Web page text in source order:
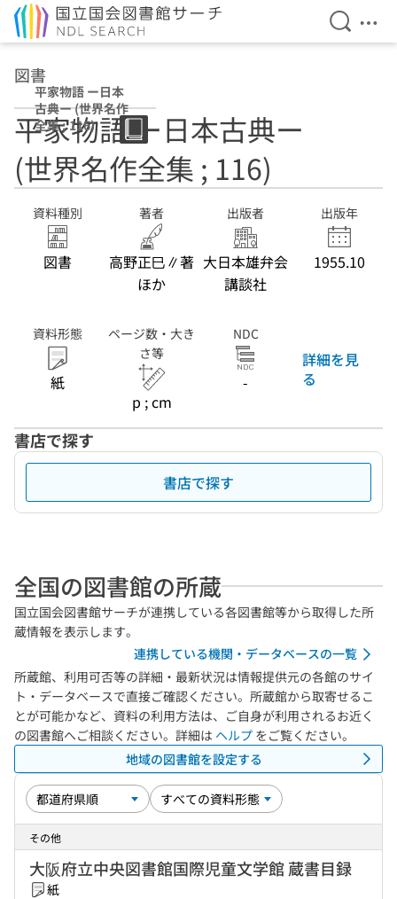
検索を
メ
図書
平家物語 ー日本
古典ー (世界名作
全集 ; 116)
平家物語 ー日本古典ー
(世界名作全集 ; 116)
資料種別
図書
著者
高野正巳∥著
ほか
出版者
大日本雄弁会
講談社
出版年
1955.10
資料形態
紙
ページ数・大き
さ等
p ; cm
NDC
-
詳細を見
る
書店で探す
書店で探す
全国の図書館の所蔵
国立国会図書館サーチが連携している各図書館等から取得した所
蔵情報を表示します。
連携している機関・データベースの一覧
所蔵館、利用可否等の詳細・最新状況は情報提供元の各館のサイ
ト・データベースで直接ご確認ください。所蔵館から取寄せるこ
とが可能かなど、資料の利用方法は、ご自身が利用されるお近く
の図書館へご相談ください。詳細は ヘルプ をご覧ください。
地域の図書館を設定する
その他
大阪府立中央図書館国際児童文学館 蔵書目録
紙